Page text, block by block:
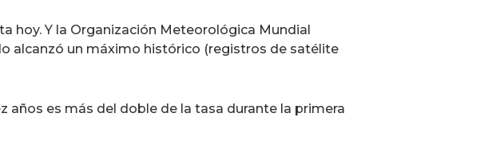
hoy. Y la Organización Meteorológica Mundial
alcanzó un máximo histórico (registros de satélite
es más del doble de la tasa durante la primera